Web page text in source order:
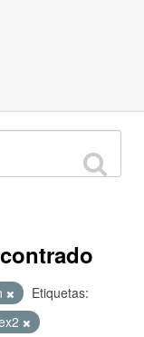
Etiquetas: